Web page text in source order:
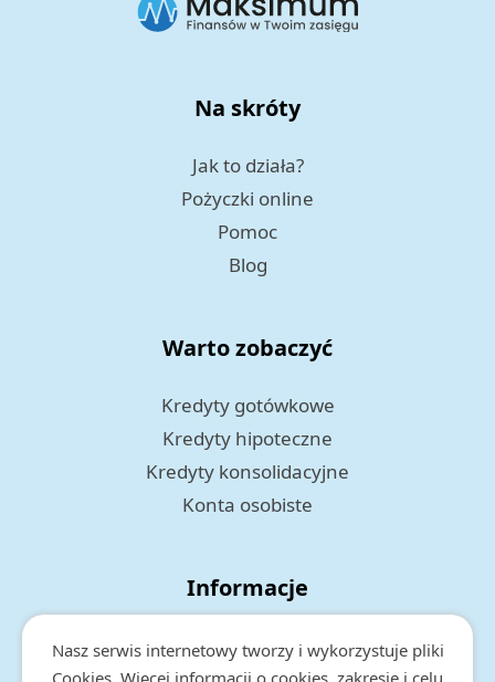
Nasz serwis internetowy tworzy i wykorzystuje pliki
Cookies. Więcej informacji o cookies, zakresie i celu
Na skróty
Jak to działa?
Pożyczki online
Pomoc
Blog
Warto zobaczyć
Kredyty gotówkowe
Kredyty hipoteczne
Kredyty konsolidacyjne
Konta osobiste
Informacje
Polityka prywatności